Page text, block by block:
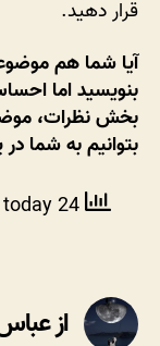
قرار دهید.
آیا شما هم
بنویسید اما
بخش نظرات،
بتوانیم به شما
از